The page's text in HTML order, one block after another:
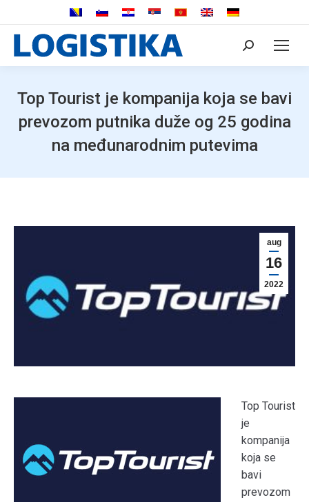
Search:
Top Tourist je kompanija koja se bavi
prevozom putnika duže og 25 godina
na međunarodnim putevima
aug
16
2022
Top Tourist
je
kompanija
koja se
bavi
prevozom